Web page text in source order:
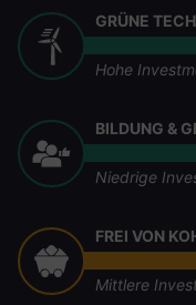
GRÜNE
Hohe
BILDUNG &
Niedrige
FREI VON
Mittlere